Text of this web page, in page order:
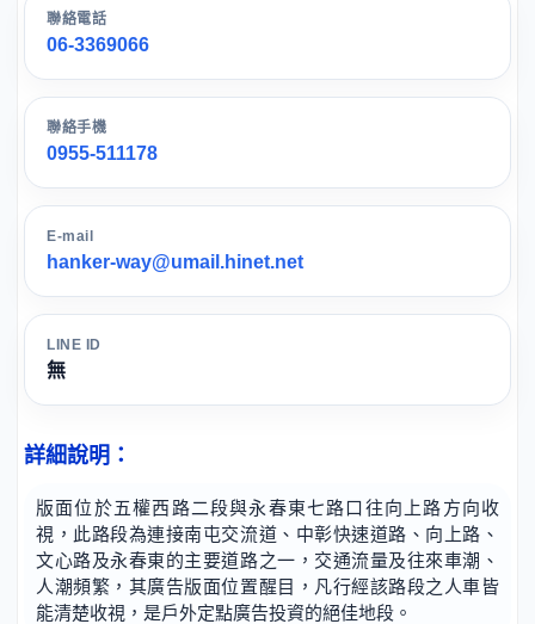
聯絡電話
06-3369066
聯絡手機
0955-511178
E-mail
hanker-way@umail.hinet.net
LINE ID
無
詳細說明：
版面位於五權西路二段與永春東七路口往向上路方向收
視，此路段為連接南屯交流道、中彰快速道路、向上路、
文心路及永春東的主要道路之一，交通流量及往來車潮、
人潮頻繁，其廣告版面位置醒目，凡行經該路段之人車皆
能清楚收視，是戶外定點廣告投資的絕佳地段。